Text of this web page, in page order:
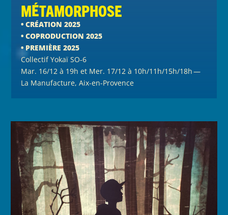
Métamorphose
• CRÉATION 2025
• COPRODUCTION 2025
• PREMIÈRE 2025
Collectif Yokaï SO‑6
Mar. 16/12 à 19h et Mer. 17/12 à 10h/11h/15h/18h —
La Manufacture, Aix-en-Provence